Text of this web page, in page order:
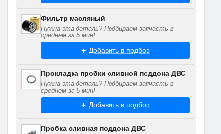
Фильтр масляный
Нужна эта деталь? Подбираем запчасть в
среднем за 5 мин!
Добавить в подбор
Прокладка пробки сливной поддона ДВС
Нужна эта деталь? Подбираем запчасть в
среднем за 5 мин!
Добавить в подбор
Пробка сливная поддона ДВС